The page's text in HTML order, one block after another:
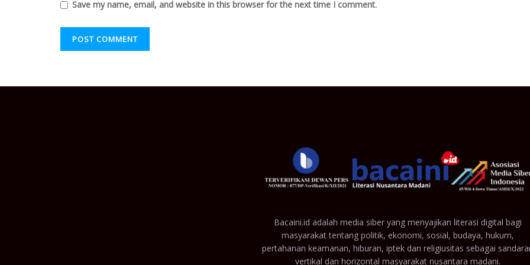
Save my name, email, and website in this browser for the next time I comment.
Bacaini.id adalah media siber yang menyajikan literasi digital bagi
masyarakat tentang politik, ekonomi, sosial, budaya, hukum,
pertahanan keamanan, hiburan, iptek dan religiusitas sebagai
vertikal dan horizontal masyarakat nusantara madani.